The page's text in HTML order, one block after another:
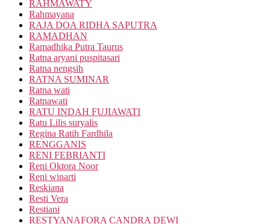
RAHMAWATY
Rahmayana
RAJA DOA RIDHA SAPUTRA
RAMADHAN
Ramadhika Putra Taurus
Ratna aryani puspitasari
Ratna nengsih
RATNA SUMINAR
Ratna wati
Ratnawati
RATU INDAH FUJIAWATI
Ratu Lilis suryalis
Regina Ratih Fardhila
RENGGANIS
RENI FEBRIANTI
Reni Oktora Noor
Reni winarti
Reskiana
Resti Vera
Restiani
RESTYANAFORA CANDRA DEWI